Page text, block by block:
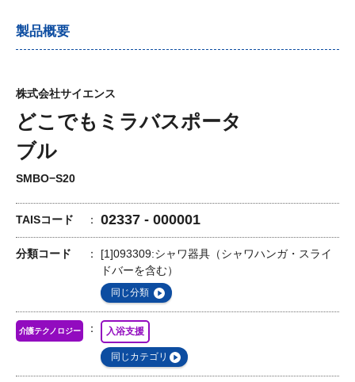
製品概要
株式会社サイエンス
どこでもミラバスポータ
ブル
SMBO−S20
TAISコード 02337 - 000001
分類コード
[1]093309:シャワ器具（シャワハンガ・スライ
ドバーを含む）
同じ分類
介護テクノロジー 入浴支援
同じカテゴリ